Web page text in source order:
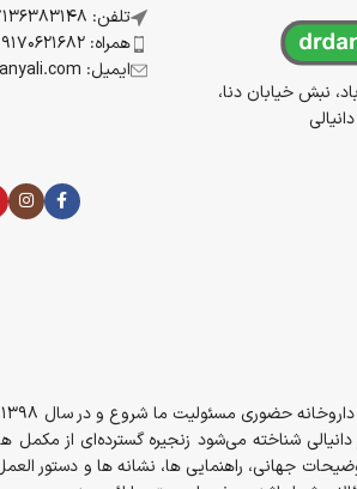
نبش خیابان دنا،
تلفن: 07136383148
همراه: 09170621682
ایمیل: info@drdanyali.com
دانیالی شناخته می‌شود زنجیره گسترده‌ای از
جهانی، راهنمایی ها، نشانه ها و دستور